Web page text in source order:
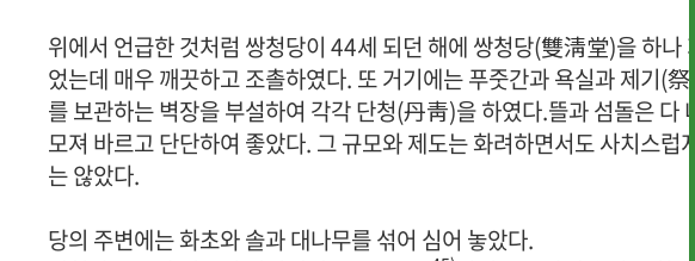
위에서 언급한 것처럼 쌍청당이 44세 되던 해에 쌍청당(雙淸堂)을 하나
었는데 매우 깨끗하고 조촐하였다. 또 거기에는 푸줏간과 욕실과 제기(
를 보관하는 벽장을 부설하여 각각 단청(丹靑)을 하였다.뜰과 섬돌은 다
모져 바르고 단단하여 좋았다. 그 규모와 제도는 화려하면서도 사치스럽
는 않았다.
당의 주변에는 화초와 솔과 대나무를 섞어 심어 놓았다.